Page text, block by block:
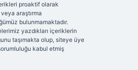
proaktif olarak
araştırma
bulunmamaktadır.
yazdıkları içeriklerin
taşımakta olup, siteye üye
kabul etmiş